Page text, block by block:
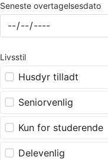
Seneste overtagelsesdato
Livsstil
Husdyr tilladt
Seniorvenlig
Kun for studerende
Delevenlig